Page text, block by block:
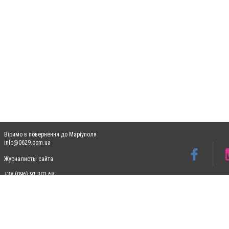
Віримо в повернення до Маріуполя
info@0629.com.ua
Журналисты сайта
+38 (096) 91 303 68